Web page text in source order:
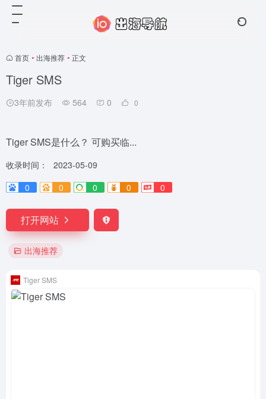
首页 • 出海推荐 • 正文
Tiger SMS
3年前发布 564 0 0
Tiger SMS是什么？ 可购买临...
收录时间：
2023-05-09
0
0 0 0 0
打开网站
出海推荐
Tiger SMS